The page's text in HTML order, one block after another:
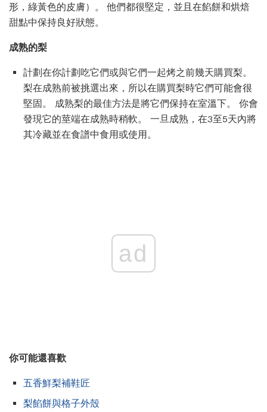
形，綠黃色的皮膚）。 他們都很堅定，並且在餡餅和烘焙
甜點中保持良好狀態。
成熟的梨
計劃在你計劃吃它們或與它們一起烤之前幾天購買梨。
梨在成熟前被挑選出來，所以在購買梨時它們可能會很
堅固。 成熟梨的最佳方法是將它們保持在室溫下。 你會
發現它的莖端在成熟時稍軟。 一旦成熟，在3至5天內將
其冷藏並在食譜中食用或使用。
ad
你可能還喜歡
五香鮮梨補鞋匠
梨餡餅與格子外殼